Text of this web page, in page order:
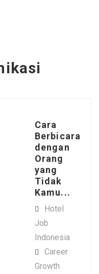
Cara
Berbicara
dengan
Orang
yang
Tidak
Kamu...
Hotel
Job
Indonesia
Career
Growth